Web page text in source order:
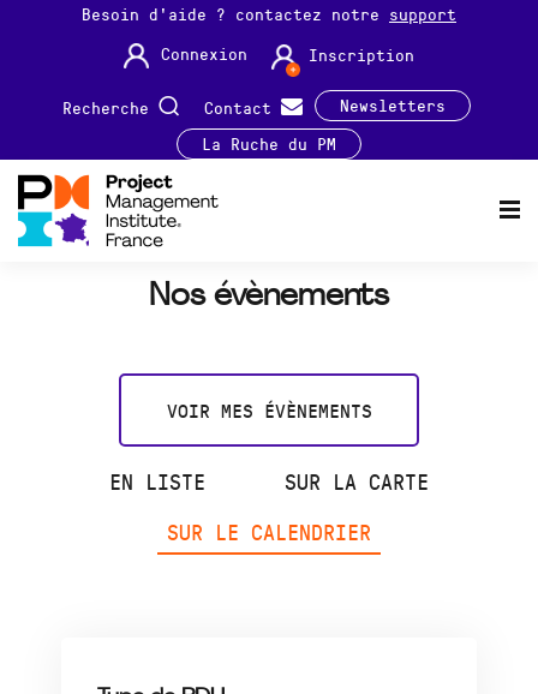
Besoin d'aide ? contactez notre support
Connexion
Inscription
Recherche Contact
Newsletters
La Ruche du PM
Nos évènements
VOIR MES ÉVÈNEMENTS
EN LISTE
SUR LA CARTE
SUR LE CALENDRIER